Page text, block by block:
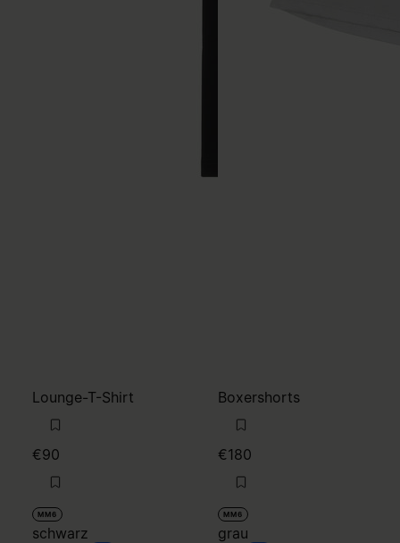
Lounge-T-Shirt
€90
MM6
schwarz
Boxershorts
€180
MM6
grau